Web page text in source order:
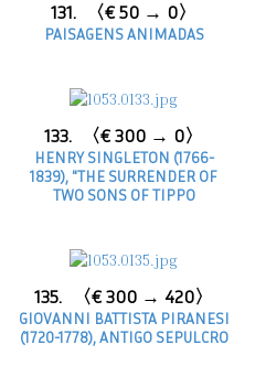
131. 〈€ 50 → 0〉
PAISAGENS ANIMADAS
133. 〈€ 300 → 0〉
HENRY SINGLETON (1766-
1839), "THE SURRENDER OF
TWO SONS OF TIPPO
135. 〈€ 300 → 420〉
GIOVANNI BATTISTA PIRANESI
(1720-1778), ANTIGO SEPULCRO